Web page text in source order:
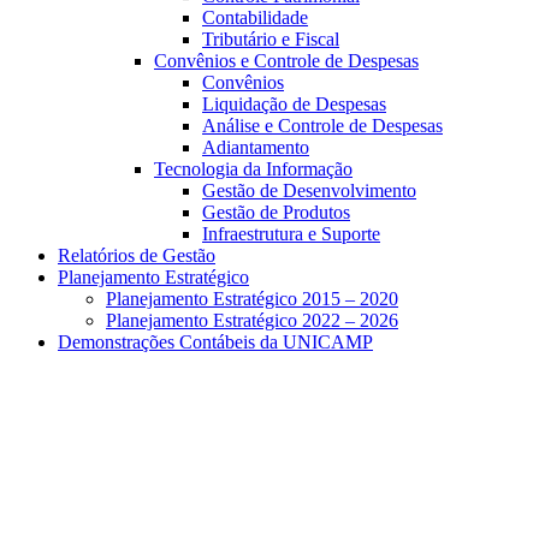
Contabilidade
Tributário e Fiscal
Convênios e Controle de Despesas
Convênios
Liquidação de Despesas
Análise e Controle de Despesas
Adiantamento
Tecnologia da Informação
Gestão de Desenvolvimento
Gestão de Produtos
Infraestrutura e Suporte
Relatórios de Gestão
Planejamento Estratégico
Planejamento Estratégico 2015 – 2020
Planejamento Estratégico 2022 – 2026
Demonstrações Contábeis da UNICAMP